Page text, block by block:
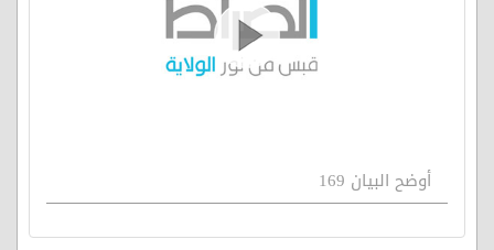
أوضح البيان 169